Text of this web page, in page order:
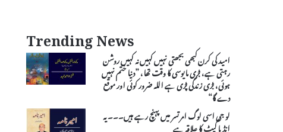
Trending News
امید کی کرن کبھی بجھتی نہیں کہیں نہ کہیں روشن
رہتی ہے، بڑی مایوسی کا وقت تھا، ”دنیا ختم نہیں
ہوئی، بڑی زندگی پڑی ہے اللہ ضرور کوئی اور موقع
دے گا“
لو جی اسی لوگ امرتسر میں پہنچ رہے ہیں۔۔۔ یہ
انڈیا گیٹ کا علاقہ ہے